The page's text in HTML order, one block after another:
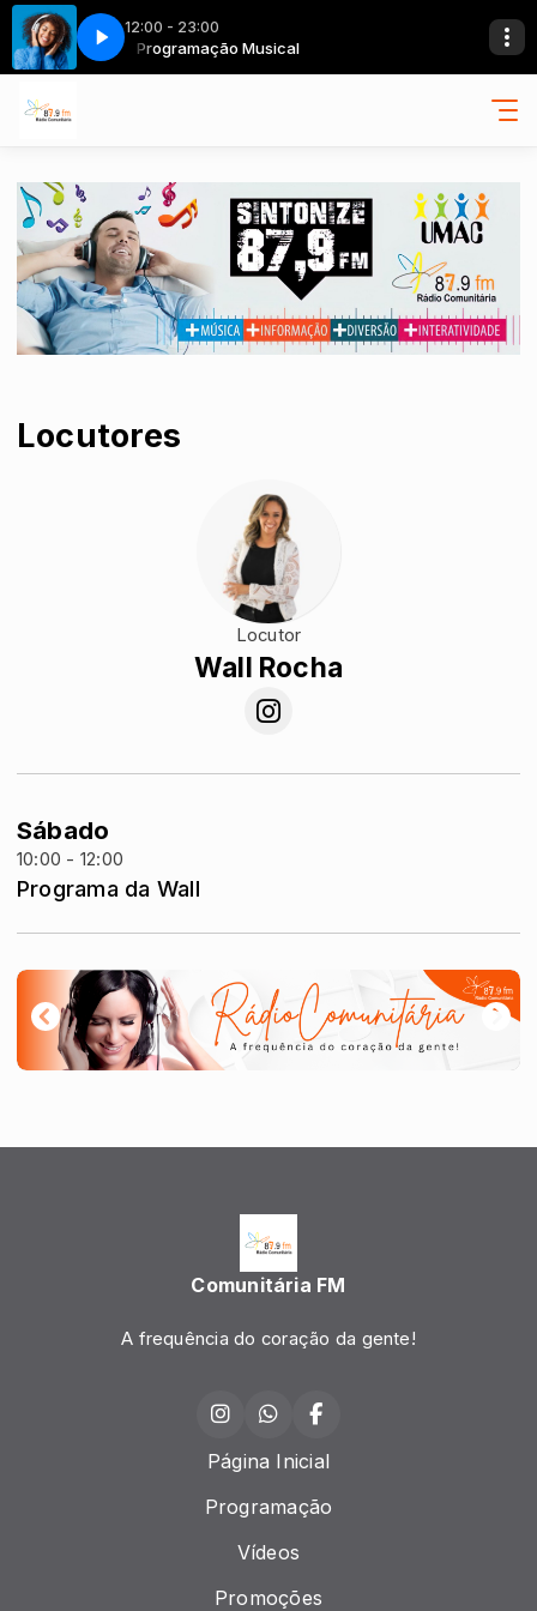
12:00 - 23:00
Programação Musical
Locutores
Locutor
Wall Rocha
Sábado
10:00 - 12:00
Programa da Wall
Comunitária FM
A frequência do coração da gente!
Página Inicial
Programação
Vídeos
Promoções